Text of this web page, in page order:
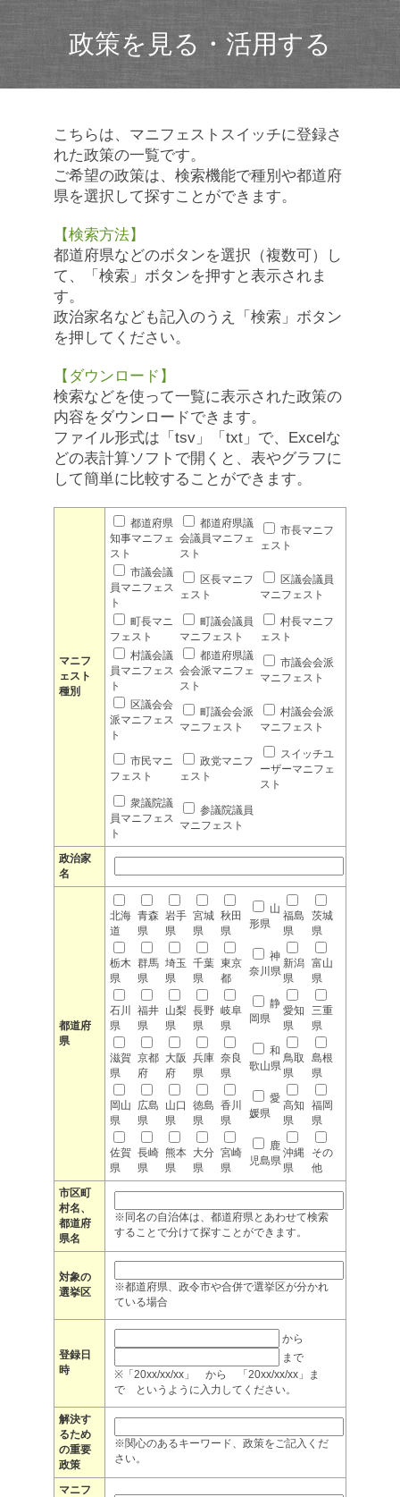
政策を見る・活用する
こちらは、マニフェストスイッチに登録さ
れた政策の一覧です。
ご希望の政策は、検索機能で種別や都道府
県を選択して探すことができます。
【検索方法】
都道府県などのボタンを選択（複数可）し
て、「検索」ボタンを押すと表示されま
す。
政治家名なども記入のうえ「検索」ボタン
を押してください。
【ダウンロード】
検索などを使って一覧に表示された政策の
内容をダウンロードできます。
ファイル形式は「tsv」「txt」で、Excelな
どの表計算ソフトで開くと、表やグラフに
して簡単に比較することができます。
マニフ
ェスト
種別
都道府県
知事マニフェ
スト
都道府県議
会議員マニフェ
スト
市長マニフ
ェスト
市議会議
員マニフェス
ト
区長マニフ
ェスト
区議会議員
マニフェスト
町長マニ
フェスト
町議会議員
マニフェスト
村長マニフ
ェスト
村議会議
員マニフェス
ト
都道府県議
会会派マニフェ
スト
市議会会派
マニフェスト
区議会会
派マニフェス
ト
町議会会派
マニフェスト
村議会会派
マニフェスト
市民マニ
フェスト
政党マニフ
ェスト
スイッチユ
ーザーマニフェ
スト
衆議院議
員マニフェス
ト
参議院議員
マニフェスト
政治家
名
都道府
県
北海
道
青森
県
岩手
県
宮城
県
秋田
県
山
形県
福島
県
茨城
県
栃木
県
群馬
県
埼玉
県
千葉
県
東京
都
神
奈川県
新潟
県
富山
県
石川
県
福井
県
山梨
県
長野
県
岐阜
県
静
岡県
愛知
県
三重
県
滋賀
県
京都
府
大阪
府
兵庫
県
奈良
県
和
歌山県
鳥取
県
島根
県
岡山
県
広島
県
山口
県
徳島
県
香川
県
愛
媛県
高知
県
福岡
県
佐賀
県
長崎
県
熊本
県
大分
県
宮崎
県
鹿
児島県
沖縄
県
その
他
市区町
村名、
都道府
県名
※同名の自治体は、都道府県とあわせて検索
することで分けて探すことができます。
対象の
選挙区
※都道府県、政令市や合併で選挙区が分かれ
ている場合
登録日
時
から
まで
※「20xx/xx/xx」 から 「20xx/xx/xx」ま
で というように入力してください。
解決す
るため
の重要
政策
※関心のあるキーワード、政策をご記入くだ
さい。
マニフ